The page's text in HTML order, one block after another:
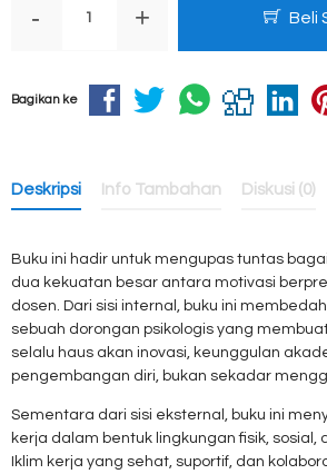
- + Beli
Bagikan ke
Deskripsi Info Tambahan Diskusi (0)
Buku ini hadir untuk mengupas tuntas
dua kekuatan besar antara motivasi
dosen. Dari sisi internal, buku ini
sebuah dorongan psikologis yang
selalu haus akan inovasi, keunggulan
pengembangan diri, bukan sekadar
Sementara dari sisi eksternal, buku ini
kerja dalam bentuk lingkungan fisik, sosial,
Iklim kerja yang sehat, suportif, dan